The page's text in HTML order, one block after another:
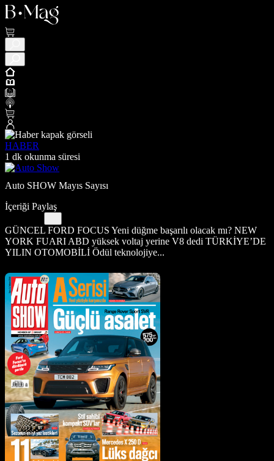
HABER
1 dk okunma süresi
Auto SHOW Mayıs Sayısı
İçeriği Paylaş
GÜNCEL FORD FOCUS Yeni düğme başarılı olacak mı? NEW
YORK FUARI ABD yüksek voltaj yerine V8 dedi TÜRKİYE’DE
YILIN OTOMOBİLİ Ödül teknolojiye...